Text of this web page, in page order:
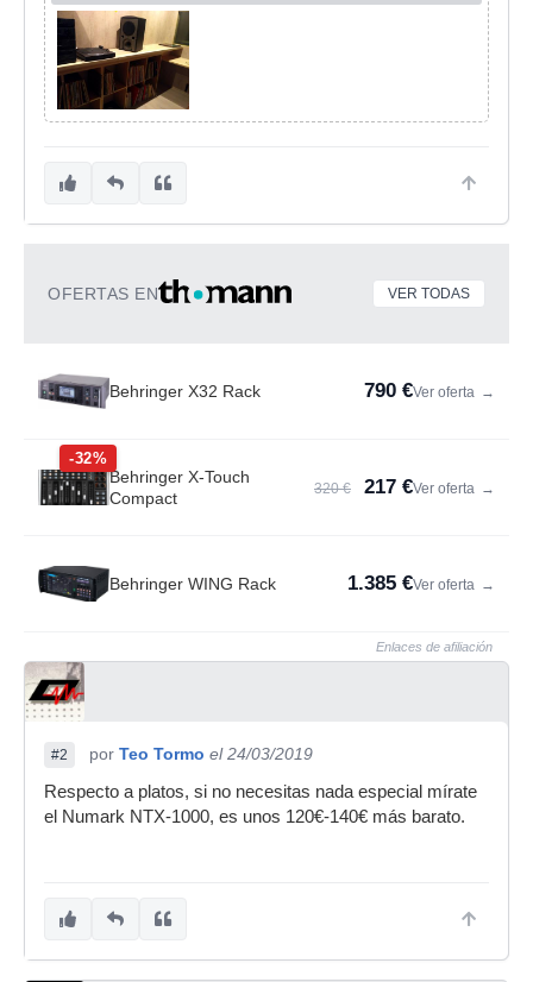
OFERTAS EN VER TODAS
Behringer X32 Rack 790 €Ver oferta →
-32%
Behringer X-Touch
Compact
320 € 217 €Ver oferta →
Behringer WING Rack 1.385 €Ver oferta →
Enlaces de afiliación
#2 por Teo Tormo el 24/03/2019
Respecto a platos, si no necesitas nada especial mírate
el Numark NTX-1000, es unos 120€-140€ más barato.